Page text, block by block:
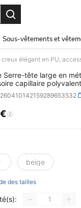
Sous-vêtements et
Serre-tête large en
capillaire
port quotidien, le
Diadème, Voyage,
AND
beige
des tailles